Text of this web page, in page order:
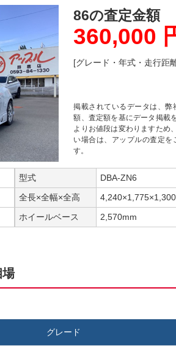
86の査定金額
360,000
[グレード・年式・走行距
掲載されているデータは、
額、査定額を基にデータ掲載
よりお値段は変わりますため
い場合は、アップルの査定を
す。
型式
DBA-ZN6
全長×全幅×全高
ホイールベース
2,570mm
場
グレード